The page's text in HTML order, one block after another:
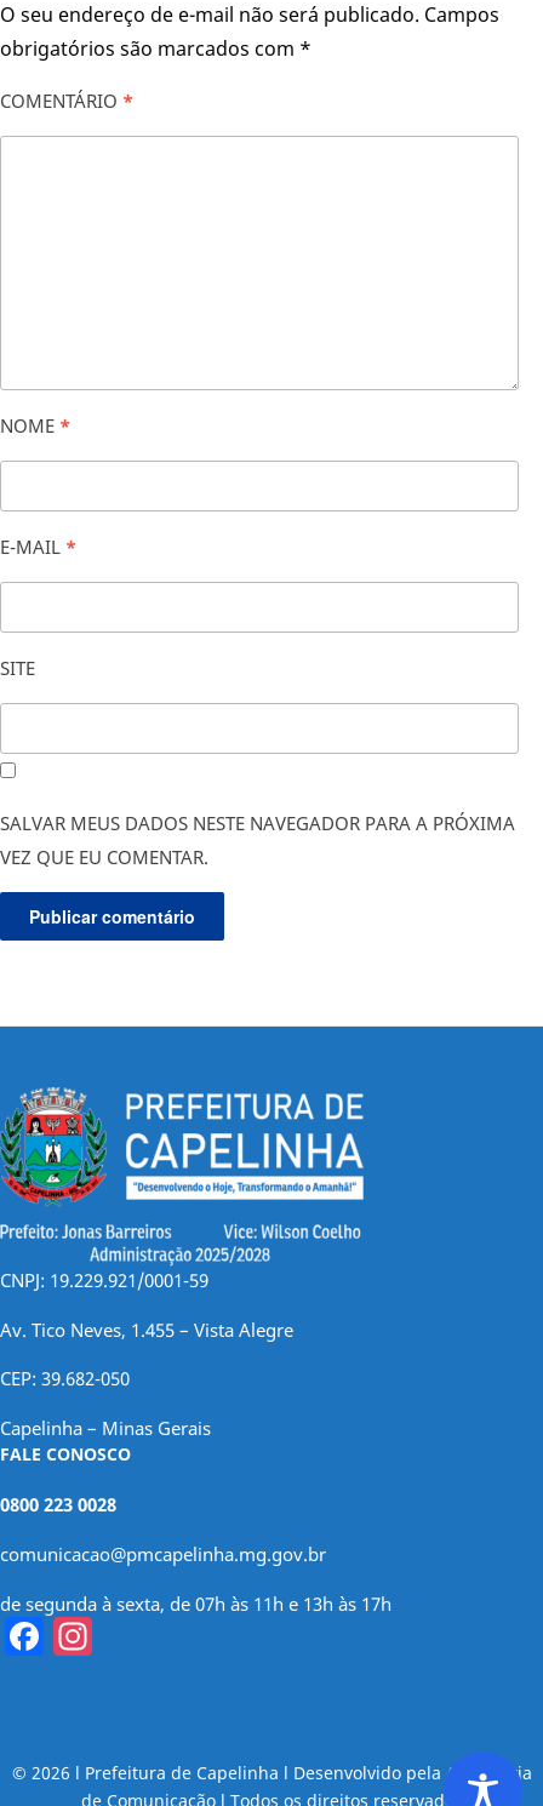
O seu endereço de e-mail não será publicado. Campos
obrigatórios são marcados com *
COMENTÁRIO *
NOME *
E-MAIL *
SITE
SALVAR MEUS DADOS NESTE NAVEGADOR PARA A PRÓXIMA
VEZ QUE EU COMENTAR.
CNPJ: 19.229.921/0001-59
Av. Tico Neves, 1.455 – Vista Alegre
CEP: 39.682-050
Capelinha – Minas Gerais
FALE CONOSCO
0800 223 0028
comunicacao@pmcapelinha.mg.gov.br
de segunda à sexta, de 07h às 11h e 13h às 17h
Facebook
© 2026 l Prefeitura de Capelinha l Desenvolvido pela Assessoria
de Comunicação l Todos os direitos reservados